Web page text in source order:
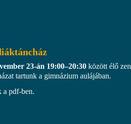
23-án 19:00–20:30 között élő
tartunk a gimnázium aulájában.
a pdf-ben.